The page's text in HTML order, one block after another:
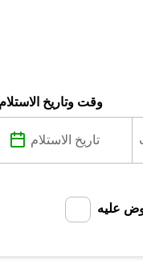
وقت وتاريخ الاستلام
عليه